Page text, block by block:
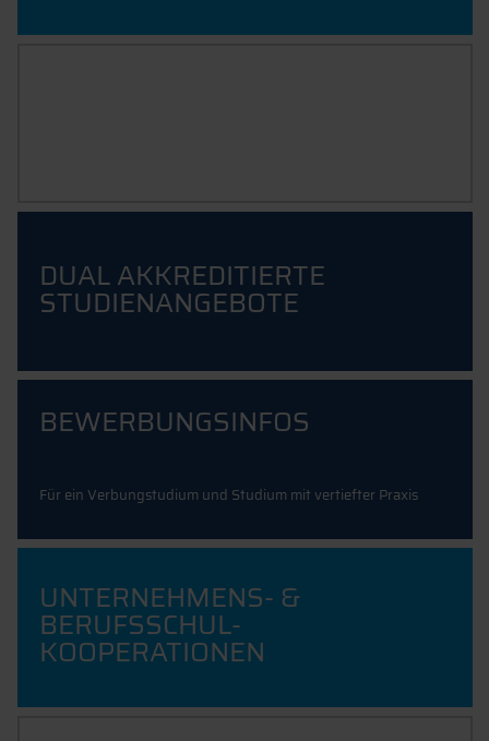
DUAL AKKREDITIERTE
STUDIENANGEBOTE
BEWERBUNGSINFOS
Für ein Verbungstudium und Studium mit vertiefter Praxis
UNTERNEHMENS- &
BERUFSSCHUL-
KOOPERATIONEN